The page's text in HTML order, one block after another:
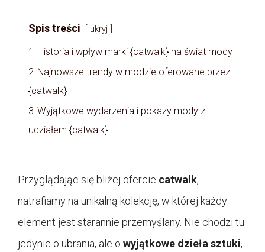
Spis treści ukryj
1
Historia i wpływ marki {catwalk} na świat mody
2 Najnowsze trendy w modzie oferowane przez
{catwalk}
3 Wyjątkowe wydarzenia i pokazy mody z
udziałem {catwalk}
Przyglądając się bliżej ofercie catwalk,
natrafiamy na unikalną kolekcję, w której każdy
element jest starannie przemyślany. Nie chodzi tu
jedynie o ubrania, ale o wyjątkowe dzieła sztuki,